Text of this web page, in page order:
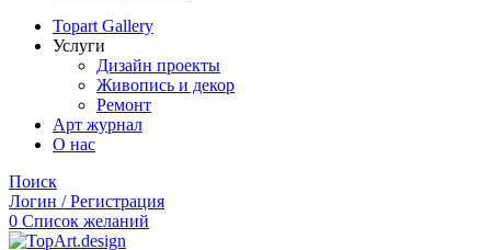
Topart Gallery
Услуги
Дизайн проекты
Живопись и декор
Ремонт
Арт журнал
О нас
Поиск
Логин / Регистрация
0 Список желаний